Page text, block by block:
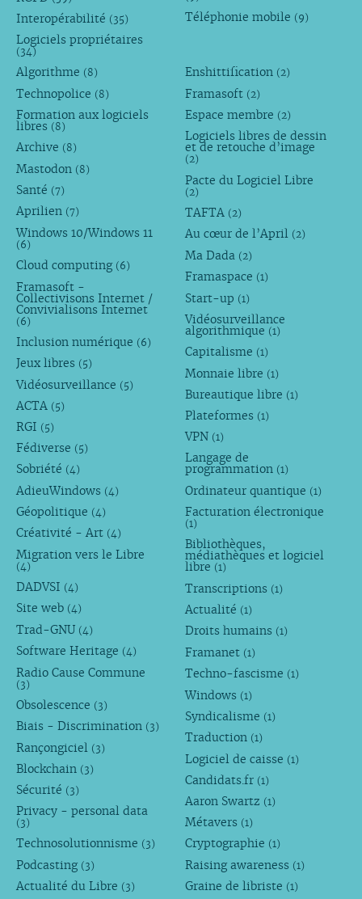
Interopérabilité (35)
Logiciels propriétaires
(34)
Téléphonie mobile (9)
Algorithme (8)
Technopolice (8)
Formation aux logiciels
libres (8)
Archive (8)
Mastodon (8)
Santé (7)
Aprilien (7)
Windows 10/Windows 11
(6)
Cloud computing (6)
Framasoft -
Collectivisons Internet /
Convivialisons Internet
(6)
Inclusion numérique (6)
Jeux libres (5)
Vidéosurveillance (5)
ACTA (5)
RGI (5)
Fédiverse (5)
Sobriété (4)
AdieuWindows (4)
Géopolitique (4)
Créativité - Art (4)
Migration vers le Libre
(4)
DADVSI (4)
Site web (4)
Trad-GNU (4)
Software Heritage (4)
Radio Cause Commune
(3)
Obsolescence (3)
Biais - Discrimination (3)
Rançongiciel (3)
Blockchain (3)
Sécurité (3)
Privacy - personal data
(3)
Technosolutionnisme (3)
Podcasting (3)
Actualité du Libre (3)
Enshittification (2)
Framasoft (2)
Espace membre (2)
Logiciels libres de dessin
et de retouche d’image
(2)
Pacte du Logiciel Libre
(2)
TAFTA (2)
Au cœur de l’April (2)
Ma Dada (2)
Framaspace (1)
Start-up (1)
Vidéosurveillance
algorithmique (1)
Capitalisme (1)
Monnaie libre (1)
Bureautique libre (1)
Plateformes (1)
VPN (1)
Langage de
programmation (1)
Ordinateur quantique (1)
Facturation électronique
(1)
Bibliothèques,
médiathèques et logiciel
libre (1)
Transcriptions (1)
Actualité (1)
Droits humains (1)
Framanet (1)
Techno-fascisme (1)
Windows (1)
Syndicalisme (1)
Traduction (1)
Logiciel de caisse (1)
Candidats.fr (1)
Aaron Swartz (1)
Métavers (1)
Cryptographie (1)
Raising awareness (1)
Graine de libriste (1)